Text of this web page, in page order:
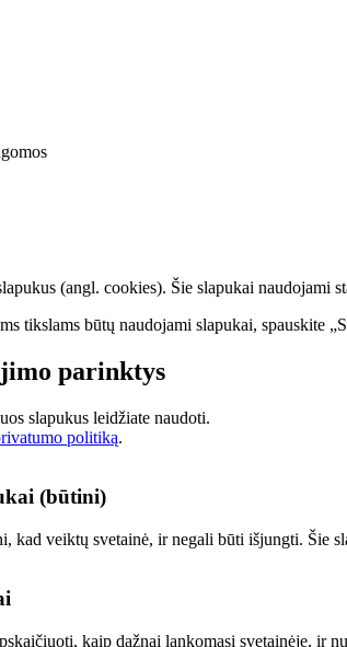
(angl. cookies). Šie slapukai naudojami
tikslams būtų naudojami slapukai, spauskite
parinktys
slapukus leidžiate naudoti.
politiką.
(būtini)
kad veiktų svetainė, ir negali būti išjungti. Šie
kaip dažnai lankomasi svetainėje, ir